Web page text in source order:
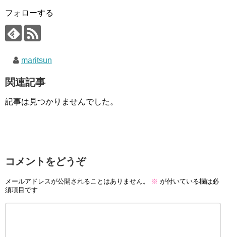
フォローする
maritsun
関連記事
記事は見つかりませんでした。
コメントをどうぞ
メールアドレスが公開されることはありません。 ※ が付いている欄は必
須項目です